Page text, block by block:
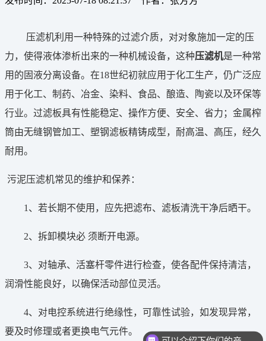
压滤机利用一种特殊的过滤介质，对对象施加一定的压
力，使得液体渗析出来的一种机械设备，这种压滤机是一种常
用的固液分离设备。在18世纪初就应用于化工生产，仍广泛应
用于化工、制药、冶金、染料、食品、酿造、陶瓷以及环保等
行业。过滤板具有性能稳定、操作方便、安全、省力；金属榨
筒由无缝钢管加工、塑钢滤板精铸成型，耐高温、高压，经久
耐用。
污泥压滤机常见的维护和保养：
1、若长期不使用，应先把滤布、滤板清洗干净后晒干。
2、拆卸模块必 须断开电源。
3、对轴承、活塞杆零件进行检查，使各配件保持清洁，
润滑性能良好，以确保活动部位灵活。
4、对电控系统进行绝缘性，可靠性试验，如发现异常，
要及时修理或者更换电气元件。